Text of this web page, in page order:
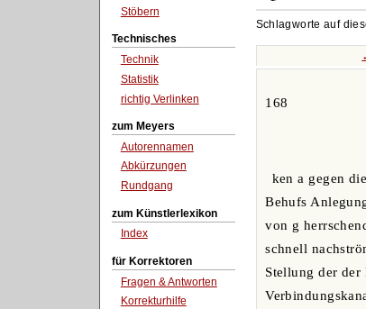
Stöbern
Technisches
Technik
Statistik
richtig Verlinken
zum Meyers
Autorennamen
Abkürzungen
Rundgang
zum Künstlerlexikon
Index
für Korrektoren
Fragen & Antworten
Korrekturhilfe
Schlagworte auf
168
ken a gegen
Behufs
von g
schnell
Stellung der